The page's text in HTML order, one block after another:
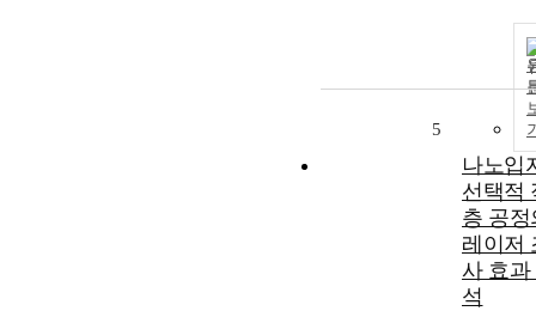
5
나노입
선택적
층 공정
레이저
사 효과
석